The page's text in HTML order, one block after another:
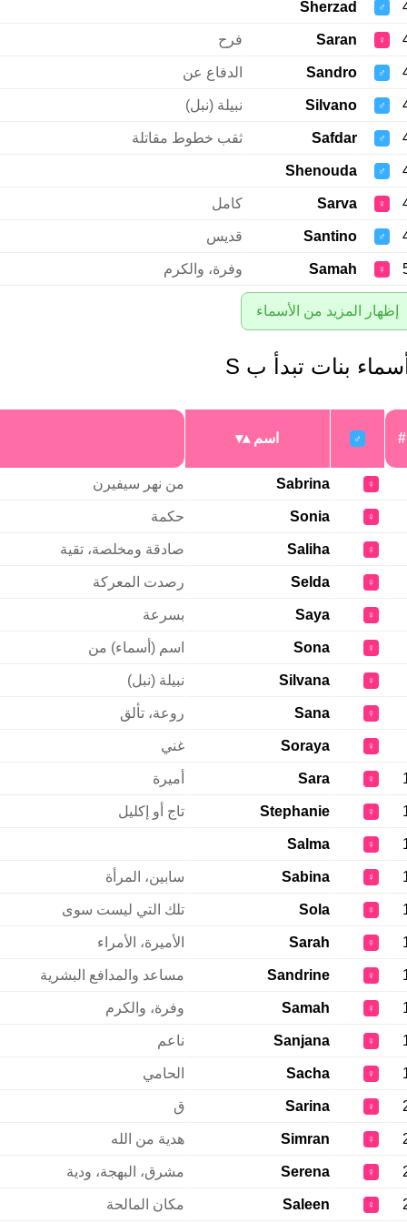
♂
Sherzad
♀
Saran فرح
♂
Sandro الدفاع عن
♂
Silvano نبيلة (نبل)
♂
Safdar ثقب خطوط مقاتلة
♂
Shenouda
♀
Sarva كامل
♂
Santino قديس
♀
Samah وفرة، والكرم
إظهار المزيد من الأسماء
أسماء بنات تبدأ ب S
#
♂ اسم
♀
Sabrina من نهر سيفيرن
♀
Sonia حكمة
♀
Saliha صادقة ومخلصة، تقية
♀
Selda رصدت المعركة
♀
Saya بسرعة
♀
Sona اسم (أسماء) من
♀
Silvana نبيلة (نبل)
♀
Sana روعة، تألق
♀
Soraya غني
♀
Sara أميرة
♀
Stephanie تاج أو إكليل
♀
Salma
♀
Sabina سابين، المرأة
♀
Sola تلك التي ليست سوى
♀
Sarah الأميرة، الأمراء
♀
Sandrine مساعد والمدافع البشرية
♀
Samah وفرة، والكرم
♀
Sanjana ناعم
♀
Sacha الحامي
♀
Sarina ق
♀
Simran هدية من الله
♀
Serena مشرق، البهجة، ودية
♀
Saleen مكان المالحة